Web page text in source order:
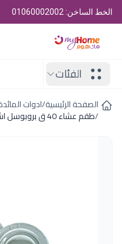
الخط الساخن: 01060002002
الفئات
الصفحة الرئيسية/ادوات
/طقم عشاء 40 ق بروبوسل اش نوريتاك